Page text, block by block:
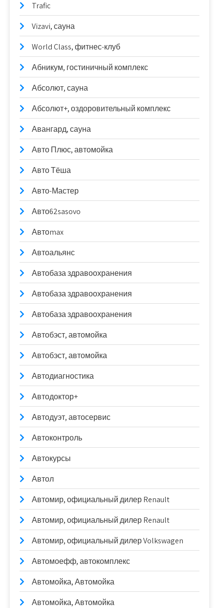
Trafic
Vizavi, сауна
World Class, фитнес-клуб
Абникум, гостиничный комплекс
Абсолют, сауна
Абсолют+, оздоровительный комплекс
Авангард, сауна
Авто Плюс, автомойка
Авто Тёша
Авто-Мастер
Авто62sasovo
Автоmax
Автоальянс
Автобаза здравоохранения
Автобаза здравоохранения
Автобаза здравоохранения
Автобэст, автомойка
Автобэст, автомойка
Автодиагностика
Автодоктор+
Автодуэт, автосервис
Автоконтроль
Автокурсы
Автол
Автомир, официальный дилер Renault
Автомир, официальный дилер Renault
Автомир, официальный дилер Volkswagen
Автомоефф, автокомплекс
Автомойка, Автомойка
Автомойка, Автомойка